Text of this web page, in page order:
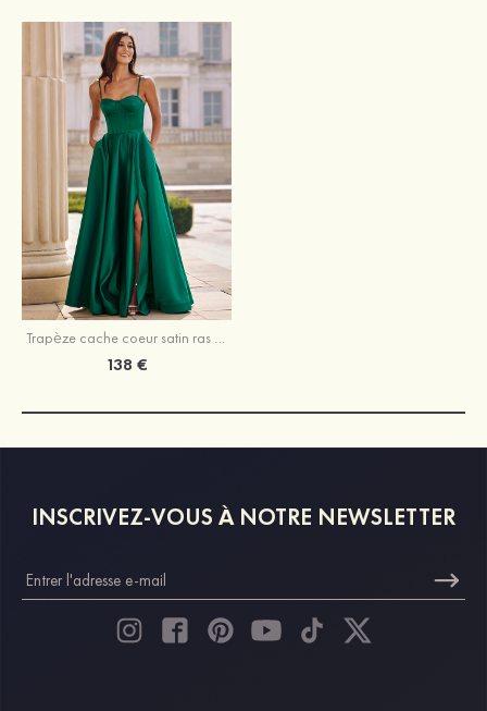
Trapèze cache coeur satin ras du sol robe de bal avec fendue
138 €
INSCRIVEZ-VOUS À NOTRE NEWSLETTER